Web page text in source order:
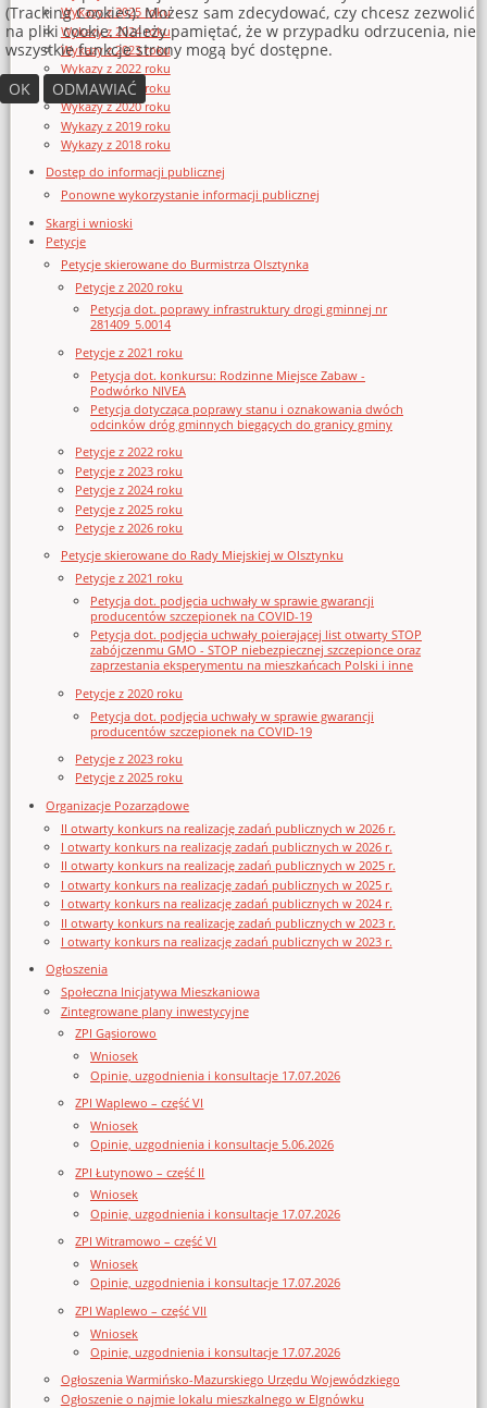
Wykazy z 2025 roku
Wykazy z 2024 roku
Wykazy z 2023 roku
Wykazy z 2022 roku
Wykazy z 2021 roku
Wykazy z 2020 roku
Wykazy z 2019 roku
Wykazy z 2018 roku
Dostęp do informacji publicznej
Ponowne wykorzystanie informacji publicznej
Skargi i wnioski
Petycje
Petycje skierowane do Burmistrza Olsztynka
Petycje z 2020 roku
Petycja dot. poprawy infrastruktury drogi gminnej nr
281409_5.0014
Petycje z 2021 roku
Petycja dot. konkursu: Rodzinne Miejsce Zabaw -
Podwórko NIVEA
Petycja dotycząca poprawy stanu i oznakowania dwóch
odcinków dróg gminnych biegących do granicy gminy
Petycje z 2022 roku
Petycje z 2023 roku
Petycje z 2024 roku
Petycje z 2025 roku
Petycje z 2026 roku
Petycje skierowane do Rady Miejskiej w Olsztynku
Petycje z 2021 roku
Petycja dot. podjęcia uchwały w sprawie gwarancji
producentów szczepionek na COVID-19
Petycja dot. podjęcia uchwały poierającej list otwarty STOP
zabójczenmu GMO - STOP niebezpiecznej szczepionce oraz
zaprzestania eksperymentu na mieszkańcach Polski i inne
Petycje z 2020 roku
Petycja dot. podjęcia uchwały w sprawie gwarancji
producentów szczepionek na COVID-19
Petycje z 2023 roku
Petycje z 2025 roku
Organizacje Pozarządowe
II otwarty konkurs na realizację zadań publicznych w 2026 r.
I otwarty konkurs na realizację zadań publicznych w 2026 r.
II otwarty konkurs na realizację zadań publicznych w 2025 r.
I otwarty konkurs na realizację zadań publicznych w 2025 r.
I otwarty konkurs na realizację zadań publicznych w 2024 r.
II otwarty konkurs na realizację zadań publicznych w 2023 r.
I otwarty konkurs na realizację zadań publicznych w 2023 r.
Ogłoszenia
Społeczna Inicjatywa Mieszkaniowa
Zintegrowane plany inwestycyjne
ZPI Gąsiorowo
Wniosek
Opinie, uzgodnienia i konsultacje 17.07.2026
ZPI Waplewo – część VI
Wniosek
Opinie, uzgodnienia i konsultacje 5.06.2026
ZPI Łutynowo – część II
Wniosek
Opinie, uzgodnienia i konsultacje 17.07.2026
ZPI Witramowo – część VI
Wniosek
Opinie, uzgodnienia i konsultacje 17.07.2026
ZPI Waplewo – część VII
Wniosek
Opinie, uzgodnienia i konsultacje 17.07.2026
Ogłoszenia Warmińsko-Mazurskiego Urzędu Wojewódzkiego
Ogłoszenie o najmie lokalu mieszkalnego w Elgnówku
(Tracking Cookies). Możesz sam zdecydować, czy chcesz zezwolić
na pliki cookie. Należy pamiętać, że w przypadku odrzucenia, nie
wszystkie funkcje strony mogą być dostępne.
OK
ODMAWIAĆ